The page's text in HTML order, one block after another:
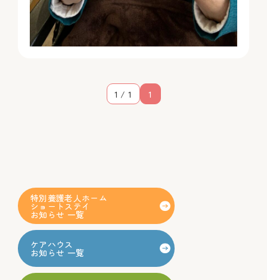
1 / 1 1
特別養護老人ホーム
ショートステイ
お知らせ 一覧
ケアハウス
お知らせ 一覧